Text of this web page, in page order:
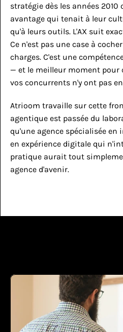
stratégie dès les années
avantage qui tenait à leur
qu'à leurs outils. L'AX suit
Ce n'est pas une case à
charges. C'est une
— et le meilleur moment pour
vos concurrents n'y ont pas
Atrioom travaille sur cette
agentique est passée du
qu'une agence spécialisée
en expérience digitale qui
pratique aurait tout
agence d'avenir.